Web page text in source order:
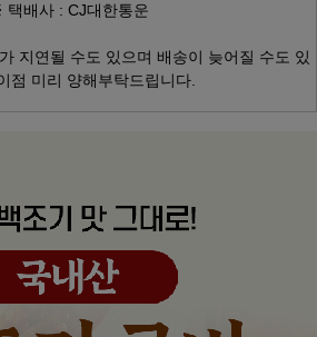
택배사 : CJ대한통운
지연될 수도 있으며 배송이 늦어질 수도 있
점 미리 양해부탁드립니다.